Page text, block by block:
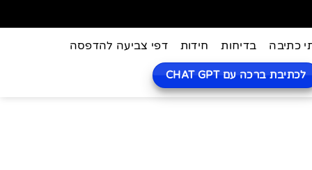
כתיבה בדיחות חידות דפי צביעה להדפסה
לכתיבת ברכה עם CHAT GPT